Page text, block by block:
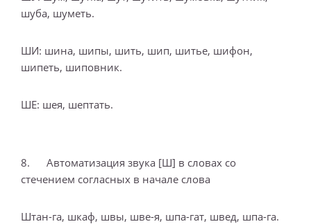
шуба, шуметь.
ШИ: шина, шипы, шить, шип, шитье, шифон,
шипеть, шиповник.
ШЕ: шея, шептать.
8. Автоматизация звука [Ш] в словах со
стечением согласных в начале слова
Штан-га, шкаф, швы, шве-я, шпа-гат, швед, шпа-га.